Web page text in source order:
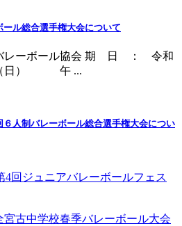
ル総合選手権大会について
ーボール協会 期 日 ： 令和
（日） 午 ...
６人制バレーボール総合選手権大会につい
4回ジュニアバレーボールフェス
宮古中学校春季バレーボール大会